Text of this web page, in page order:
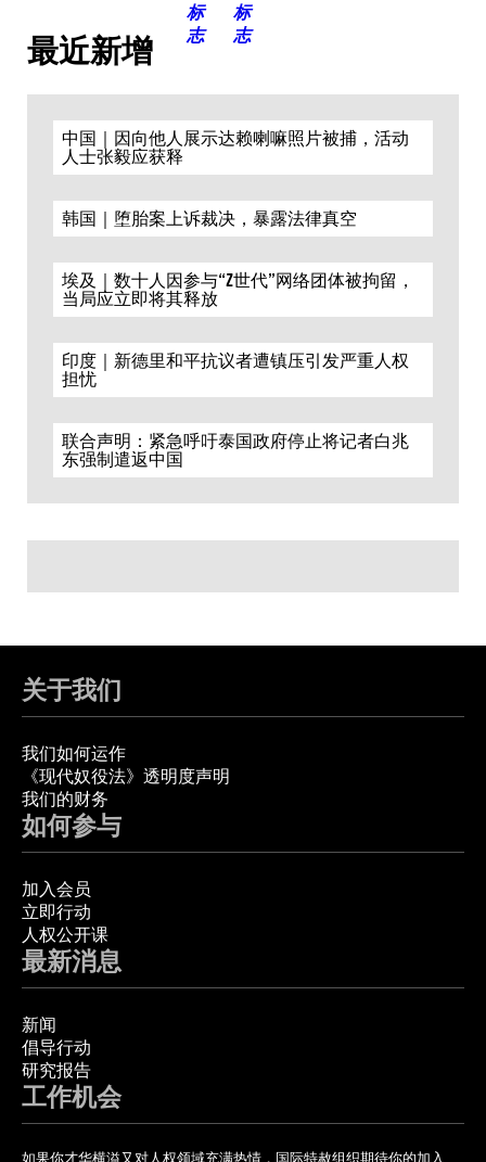
最近新增
中国｜因向他人展示达赖喇嘛照片被捕，活动
人士张毅应获释
韩国｜堕胎案上诉裁决，暴露法律真空
埃及｜数十人因参与“Z世代”网络团体被拘留，
当局应立即将其释放
印度｜新德里和平抗议者遭镇压引发严重人权
担忧
联合声明：紧急呼吁泰国政府停止将记者白兆
东强制遣返中国
关于我们
我们如何运作
《现代奴役法》透明度声明
我们的财务
如何参与
加入会员
立即行动
人权公开课
最新消息
新闻
倡导行动
研究报告
工作机会
如果你才华横溢又对人权领域充满热情，国际特赦组织期待你的加入